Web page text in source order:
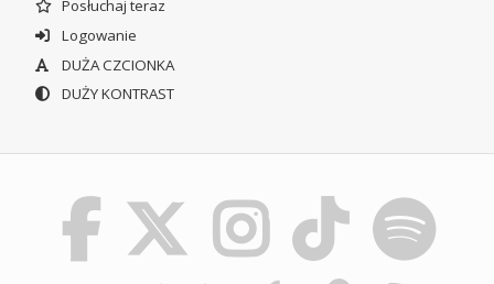
Posłuchaj teraz
Logowanie
DUŻA CZCIONKA
DUŻY KONTRAST